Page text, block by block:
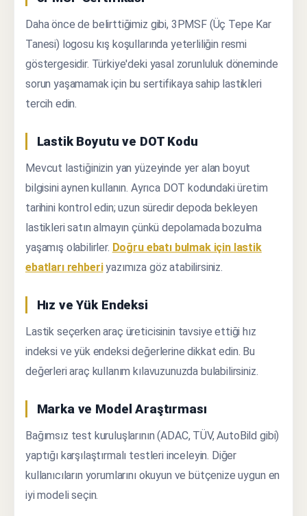
Daha önce de belirttiğimiz gibi, 3PMSF (Üç Tepe Kar
Tanesi) logosu kış koşullarında yeterliliğin resmi
göstergesidir. Türkiye'deki yasal zorunluluk döneminde
sorun yaşamamak için bu sertifikaya sahip lastikleri
tercih edin.
Lastik Boyutu ve DOT Kodu
Mevcut lastiğinizin yan yüzeyinde yer alan boyut
bilgisini aynen kullanın. Ayrıca DOT kodundaki üretim
tarihini kontrol edin; uzun süredir depoda bekleyen
lastikleri satın almayın çünkü depolamada bozulma
yaşamış olabilirler. Doğru ebatı bulmak için lastik
ebatları rehberiyazımıza göz atabilirsiniz.
Hız ve Yük Endeksi
Lastik seçerken araç üreticisinin tavsiye ettiği hız
indeksi ve yük endeksi değerlerine dikkat edin. Bu
değerleri araç kullanım kılavuzunuzda bulabilirsiniz.
Marka ve Model Araştırması
Bağımsız test kuruluşlarının (ADAC, TÜV, AutoBild gibi)
yaptığı karşılaştırmalı testleri inceleyin. Diğer
kullanıcıların yorumlarını okuyun ve bütçenize uygun en
iyi modeli seçin.